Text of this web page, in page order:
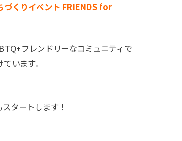
づくりイベント FRIENDS for
フレンドリーなコミュニティで
います。
タートします！